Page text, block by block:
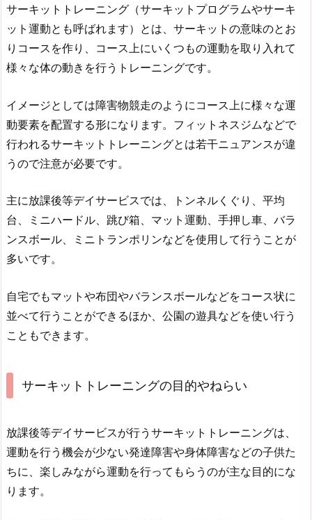
サーキットトレーニング（サーキットプログラムやサーキ
ット運動とも呼ばれます）とは、サーキットの意味のとお
りコースを作り、コース上にいくつもの運動を取り入れて
様々な体の動きを行うトレーニングです。
イメージとしては障害物競走のようにコース上に様々な運
動要素を配置する形になります。フィットネスジムなどで
行われるサーキットトレーニングとは若干ニュアンスが違
うので注意が必要です。
主に放課後等デイサービスでは、トンネルくぐり、平均
台、ミニハードル、跳び箱、マット運動、手押し車、バラ
ンスボール、ミニトランポリンなどを使用して行うことが
多いです。
自宅でもマットや布団やバランスボールなどをコース状に
並べて行うことができるほか、公園の遊具などを使い行う
こともできます。
サーキットトレーニングの目的やねらい
放課後等デイサービスが行うサーキットトレーニングは、
運動を行う機会が少ない発達障害や身体障害などの子供た
ちに、楽しみながら運動を行ってもらうのが主な目的にな
ります。